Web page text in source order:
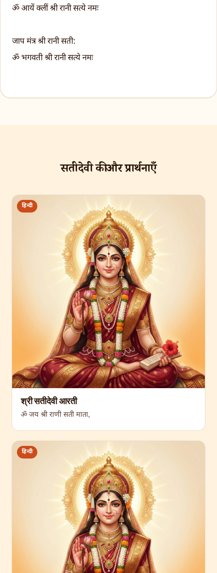
ॐ आयें क्लीं श्री रानी सत्ये नमः
जाप मंत्र श्री रानी सती:
ॐ भगवती श्री रानी सत्ये नमः
सतीदेवी की और प्रार्थनाएँ
हिन्दी
श्री सतीदेवी आरती
ॐ जय श्री राणी सती माता,
हिन्दी